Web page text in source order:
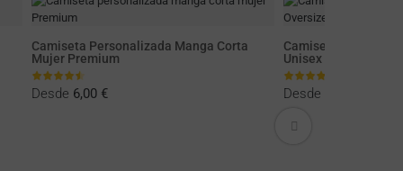
Camiseta Personalizada Manga Corta
Mujer Premium
Desde 6,00 €
Camiseta
Unisex Oversize
Desde